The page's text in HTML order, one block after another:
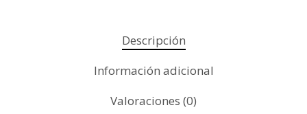
Descripción
Información adicional
Valoraciones (0)